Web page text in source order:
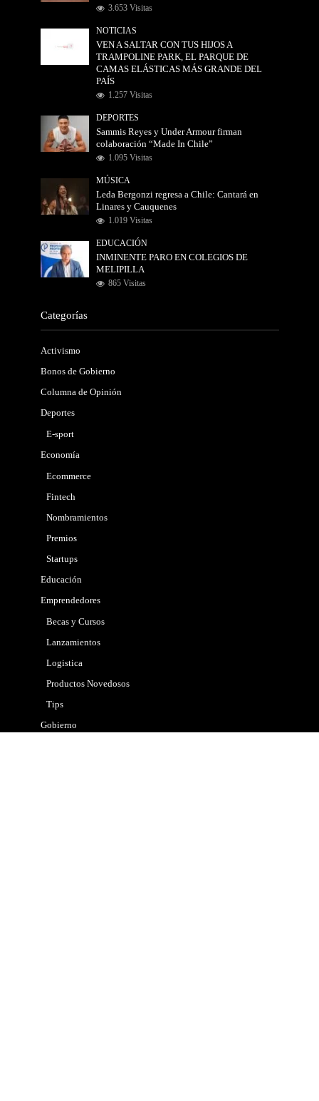
3.653 Visitas
NOTICIAS
VEN A SALTAR CON TUS HIJOS A
TRAMPOLINE PARK, EL PARQUE DE
CAMAS ELÁSTICAS MÁS GRANDE DEL
PAÍS
1.257 Visitas
DEPORTES
Sammis Reyes y Under Armour firman
colaboración “Made In Chile”
1.095 Visitas
MÚSICA
Leda Bergonzi regresa a Chile: Cantará en
Linares y Cauquenes
1.019 Visitas
EDUCACIÓN
INMINENTE PARO EN COLEGIOS DE
MELIPILLA
865 Visitas
Categorías
Activismo
Bonos de Gobierno
Columna de Opinión
Deportes
E-sport
Economía
Ecommerce
Fintech
Nombramientos
Premios
Startups
Educación
Emprendedores
Becas y Cursos
Lanzamientos
Logistica
Productos Novedosos
Tips
Gobierno